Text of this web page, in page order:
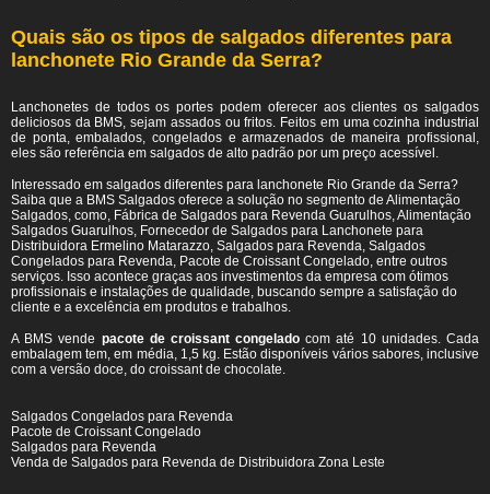
Quais são os tipos de salgados diferentes para
lanchonete Rio Grande da Serra?
Lanchonetes de todos os portes podem oferecer aos clientes os salgados
deliciosos da BMS, sejam assados ou fritos. Feitos em uma cozinha industrial
de ponta, embalados, congelados e armazenados de maneira profissional,
eles são referência em salgados de alto padrão por um preço acessível.
Interessado em salgados diferentes para lanchonete Rio Grande da Serra?
Saiba que a BMS Salgados oferece a solução no segmento de Alimentação
Salgados, como, Fábrica de Salgados para Revenda Guarulhos, Alimentação
Salgados Guarulhos, Fornecedor de Salgados para Lanchonete para
Distribuidora Ermelino Matarazzo, Salgados para Revenda, Salgados
Congelados para Revenda, Pacote de Croissant Congelado, entre outros
serviços. Isso acontece graças aos investimentos da empresa com ótimos
profissionais e instalações de qualidade, buscando sempre a satisfação do
cliente e a excelência em produtos e trabalhos.
A BMS vende pacote de croissant congelado com até 10 unidades. Cada
embalagem tem, em média, 1,5 kg. Estão disponíveis vários sabores, inclusive
com a versão doce, do croissant de chocolate.
Salgados Congelados para Revenda
Pacote de Croissant Congelado
Salgados para Revenda
Venda de Salgados para Revenda de Distribuidora Zona Leste